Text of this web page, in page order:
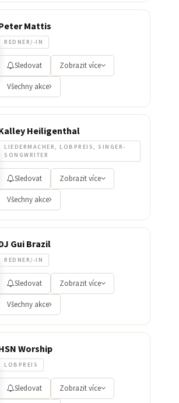
Mattis
REDNER/-IN
Sledovat Zobrazit více
Všechny akce
Heiligenthal
LIEDERMACHER, LOBPREIS, SINGER-
SONGWRITER
Sledovat Zobrazit více
Všechny akce
Gui Brazil
REDNER/-IN
Sledovat Zobrazit více
Všechny akce
Worship
LOBPREIS
Sledovat Zobrazit více